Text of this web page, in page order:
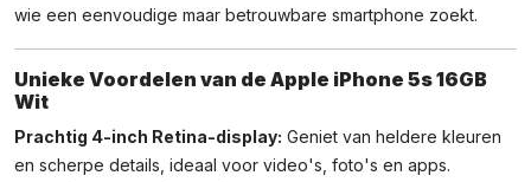
wie een eenvoudige maar betrouwbare smartphone zoekt.
Unieke Voordelen van de Apple iPhone 5s 16GB
Wit
Prachtig 4-inch Retina-display: Geniet van heldere kleuren
en scherpe details, ideaal voor video's, foto's en apps.